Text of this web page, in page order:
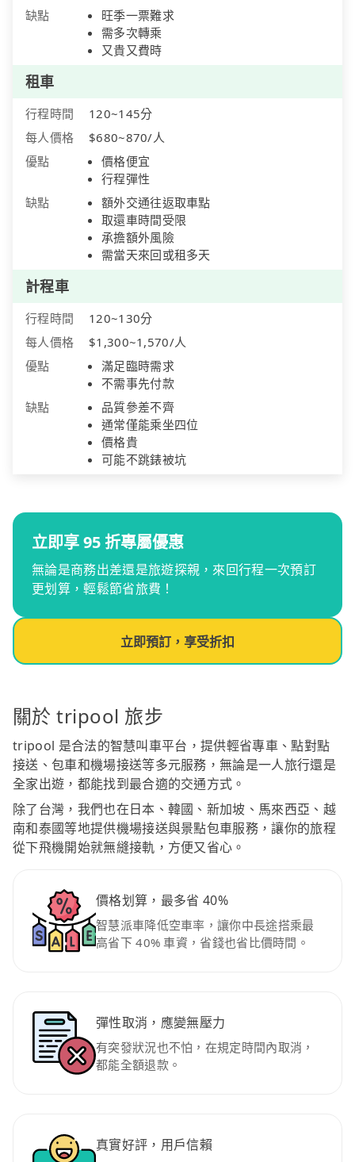
缺點
旺季一票難求
需多次轉乘
又貴又費時
租車
行程時間
120~145分
每人價格
$680~870/人
優點
價格便宜
行程彈性
缺點
額外交通往返取車點
取還車時間受限
承擔額外風險
需當天來回或租多天
計程車
行程時間
120~130分
每人價格
$1,300~1,570/人
優點
滿足臨時需求
不需事先付款
缺點
品質參差不齊
通常僅能乘坐四位
價格貴
可能不跳錶被坑
立即享 95 折專屬優惠
無論是商務出差還是旅遊探親，來回行程一次預訂
更划算，輕鬆節省旅費！
立即預訂，享受折扣
關於 tripool 旅步
tripool 是合法的智慧叫車平台，提供輕省專車、點對點
接送、包車和機場接送等多元服務，無論是一人旅行還是
全家出遊，都能找到最合適的交通方式。
除了台灣，我們也在日本、韓國、新加坡、馬來西亞、越
南和泰國等地提供機場接送與景點包車服務，讓你的旅程
從下飛機開始就無縫接軌，方便又省心。
價格划算，最多省 40%
智慧派車降低空車率，讓你中長途搭乘最
高省下 40% 車資，省錢也省比價時間。
彈性取消，應變無壓力
有突發狀況也不怕，在規定時間內取消，
都能全額退款。
真實好評，用戶信賴